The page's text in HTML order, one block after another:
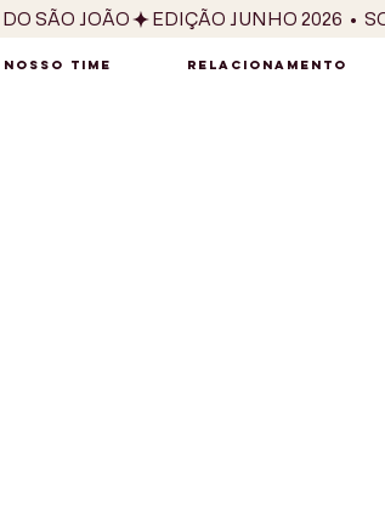
NOSSO TIME RELACIONAMENTO